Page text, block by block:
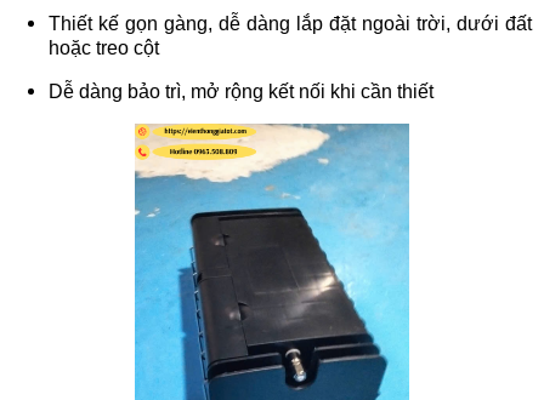
Thiết kế gọn gàng, dễ dàng lắp đặt ngoài trời, dưới đất
hoặc treo cột
Dễ dàng bảo trì, mở rộng kết nối khi cần thiết